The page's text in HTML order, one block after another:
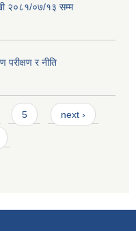
२०८१/०७/१३ सम्म
र नीति
5 next ›